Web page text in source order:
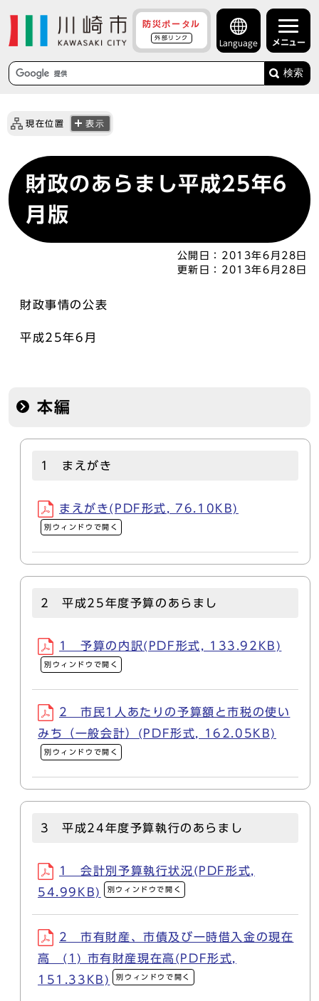
防災ポータル
外部リンク
Language メニュー
検索
現在位置 表示
財政のあらまし平成25年6
月版
公開日： 2013年6月28日
更新日： 2013年6月28日
財政事情の公表
平成25年6月
本編
1 まえがき
まえがき(PDF形式, 76.10KB)
別ウィンドウで開く
2 平成25年度予算のあらまし
1 予算の内訳(PDF形式, 133.92KB)
別ウィンドウで開く
2 市民1人あたりの予算額と市税の使い
みち（一般会計）(PDF形式, 162.05KB)
別ウィンドウで開く
3 平成24年度予算執行のあらまし
1 会計別予算執行状況(PDF形式,
54.99KB)
別ウィンドウで開く
2 市有財産、市債及び一時借入金の現在
高 (1) 市有財産現在高(PDF形式,
151.33KB)
別ウィンドウで開く